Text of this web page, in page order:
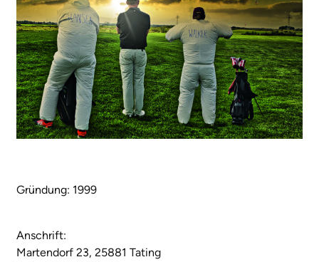
Gründung: 1999
Anschrift:
Martendorf 23, 25881 Tating